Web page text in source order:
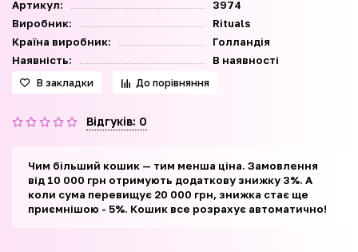
Артикул:
3974
Виробник:
Rituals
Країна виробник:
Голландія
Наявність:
В наявності
В закладки До порівняння
Відгуків: 0
Чим більший кошик — тим менша ціна. Замовлення
від 10 000 грн отримують додаткову знижку 3%. А
коли сума перевищує 20 000 грн, знижка стає ще
приємнішою - 5%. Кошик все розрахує автоматично!